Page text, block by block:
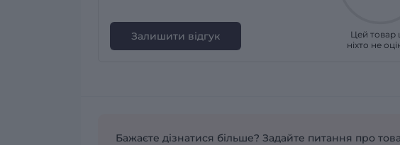
Залишити відгук
Цей товар
ніхто не
Бажаєте дізнатися більше? Задайте питання про